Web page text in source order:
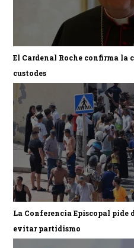
El Cardenal Roche confirma
custodes
La Conferencia Episcopal
evitar partidismo